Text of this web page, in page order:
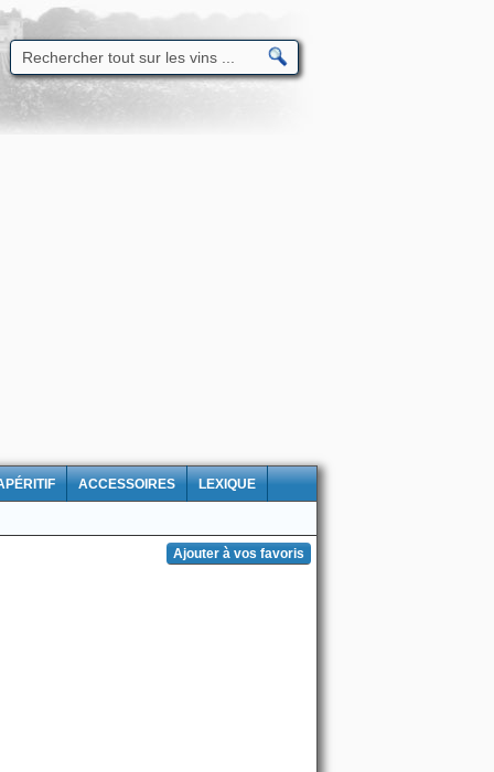
ACCESSOIRES LEXIQUE